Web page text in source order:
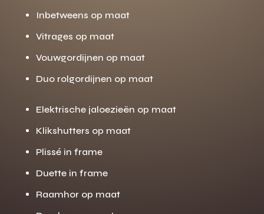
Inbetweens op maat
Vitrages op maat
Vouwgordijnen op maat
Duo rolgordijnen op maat
Elektrische jaloezieën op maat
Klikshutters op maat
Plissé in frame
Duette in frame
Raamhor op maat